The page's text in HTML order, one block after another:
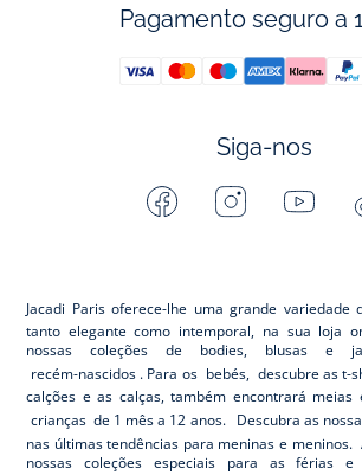
Pagamento seguro a
Siga-nos
FacebookInstagram
Jacadi Paris oferece-lhe uma grande variedade
tanto elegante como intemporal, na sua loja
nossas coleções de bodies, blusas e
recém-nascidos . Para os bebés, descubre as t-
calções e as calças, também encontrará meias
crianças de 1 mês a 12 anos. Descubra as
nas últimas tendências para meninas e
nossas coleções especiais para as férias